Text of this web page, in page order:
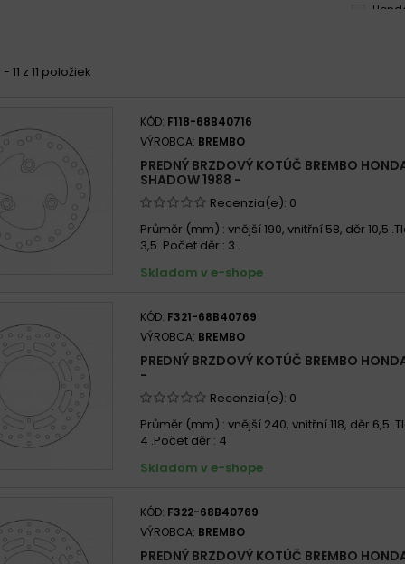
11 z 11 položiek
KÓD: F118-68B40716
VÝROBCA: BREMBO
PREDNÝ BRZDOVÝ KOTÚČ BREMBO
SHADOW 1988 -
Recenzia(e): 0
Průměr (mm) : vnější 190, vnitřní 58, děr 10,5
3,5 .Počet děr : 3 .
Skladom v e-shope
KÓD: F321-68B40769
VÝROBCA: BREMBO
PREDNÝ BRZDOVÝ KOTÚČ BREMBO
-
Recenzia(e): 0
Průměr (mm) : vnější 240, vnitřní 118, děr 6,5
4 .Počet děr : 4
Skladom v e-shope
KÓD: F322-68B40769
VÝROBCA: BREMBO
PREDNÝ BRZDOVÝ KOTÚČ BREMBO